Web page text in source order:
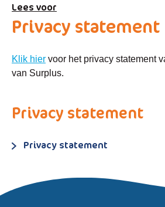
Privacy statement
Privacy statement
Lees voor
Privacy statement
Klik hier voor het privacy statement
van Surplus.